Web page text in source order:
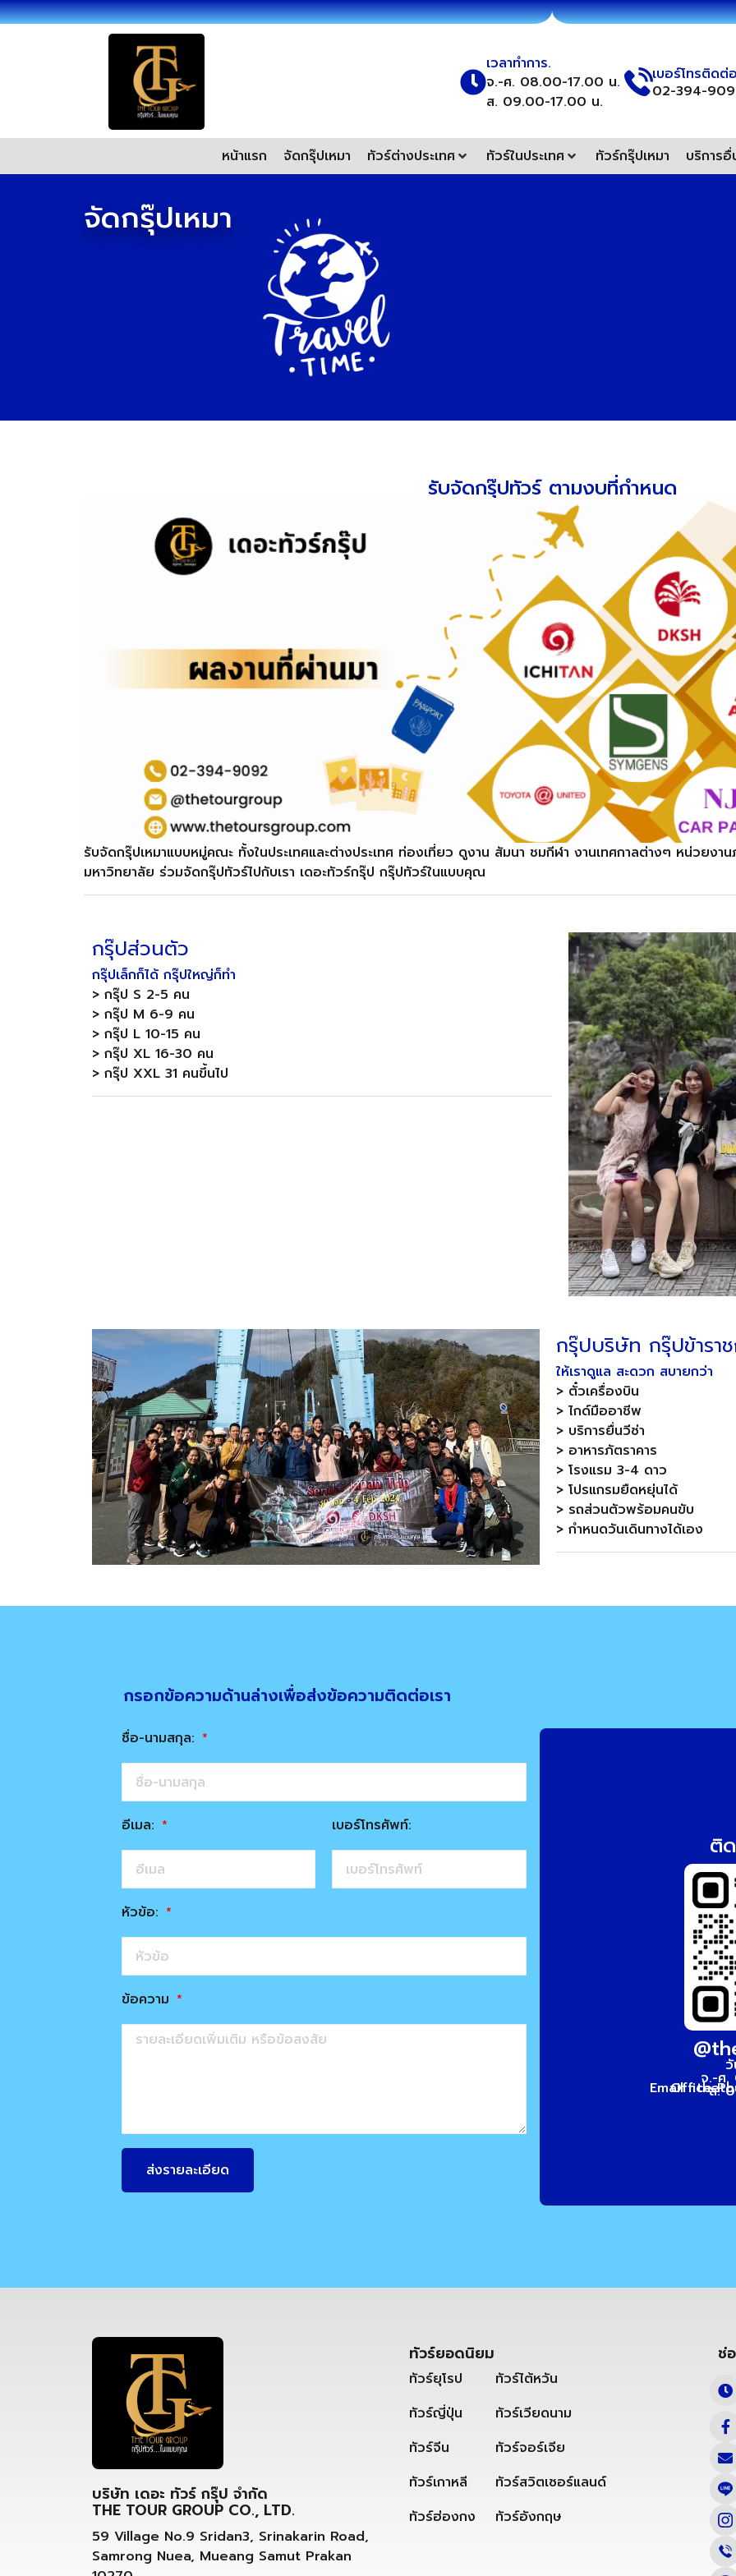
เวลาทำการ.
จ.-ศ. 08.00-17.00 น.
ส. 09.00-17.00 น.
เบอร์โทรติดต่
02-394-
หน้าแรก จัดกรุ๊ปเหมา ทัวร์ต่างประเทศ ทัวร์ในประเทศ ทัวร์กรุ๊ปเหมา บริการ
จัดกรุ๊ปเหมา
รับจัดกรุ๊ปทัวร์ ตามงบที่กำหนด
รับจัดกรุ๊ปเหมาแบบหมู่คณะ ทั้งในประเทศและต่างประเทศ ท่องเที่ยว ดูงาน สัมนา ชมกีฬา งานเทศกาลต่างๆ หน่วยง
มหาวิทยาลัย ร่วมจัดกรุ๊ปทัวร์ไปกับเรา เดอะทัวร์กรุ๊ป กรุ๊ปทัวร์ในแบบคุณ
กรุ๊ปส่วนตัว
กรุ๊ปเล็กก็ได้ กรุ๊ปใหญ่ก็ทำ
> กรุ๊ป S 2-5 คน
> กรุ๊ป M 6-9 คน
> กรุ๊ป L 10-15 คน
> กรุ๊ป XL 16-30 คน
> กรุ๊ป XXL 31 คนขึ้นไป
กรุ๊ปบริษัท กรุ๊ปข้ารา
ให้เราดูแล สะดวก สบายกว่า
> ตั๋วเครื่องบิน
> ไกด์มืออาชีพ
> บริการยื่นวีซ่า
> อาหารภัตราคาร
> โรงแรม 3-4 ดาว
> โปรแกรมยืดหยุ่นได้
> รถส่วนตัวพร้อมคนขับ
> กำหนดวันเดินทางได้เอง
กรอกข้อความด้านล่างเพื่อส่งข้อความติดต่อเรา
ชื่อ-นามสกุล:
อีเมล: เบอร์โทรศัพท์:
หัวข้อ:
ข้อความ
ส่งรายละเอียด
ติ
จ.-ศ.
ส.
Office
Email :
บริษัท เดอะ ทัวร์ กรุ๊ป จำกัด
THE TOUR GROUP CO., LTD.
59 Village No.9 Sridan3, Srinakarin Road,
Samrong Nuea, Mueang Samut Prakan
ทัวร์ยอดนิยม
ทัวร์ยุโรป
ทัวร์ญี่ปุ่น
ทัวร์จีน
ทัวร์เกาหลี
ทัวร์ฮ่องกง
ทัวร์ไต้หวัน
ทัวร์เวียดนาม
ทัวร์จอร์เจีย
ทัวร์สวิตเซอร์แลนด์
ทัวร์อังกฤษ
ช่